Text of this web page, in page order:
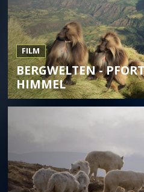
FILM
BERGWELTEN -
HIMMEL